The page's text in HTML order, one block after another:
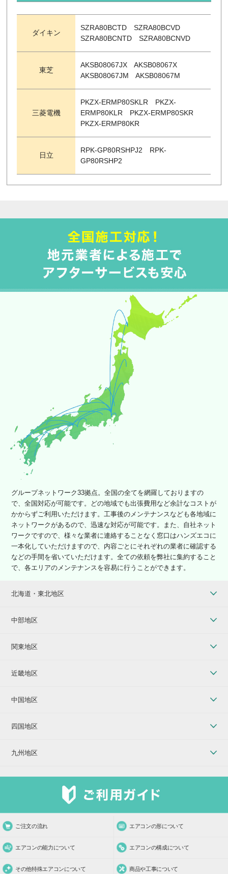
ダイキン
SZRA80BCTD SZRA80BCVD
SZRA80BCNTD SZRA80BCNVD
東芝
AKSB08067JX AKSB08067X
AKSB08067JM AKSB08067M
三菱電機
PKZX-ERMP80SKLR PKZX-
ERMP80KLR PKZX-ERMP80SKR
PKZX-ERMP80KR
日立
RPK-GP80RSHPJ2 RPK-
GP80RSHP2
グループネットワーク33拠点。全国の全てを網羅しておりますの
で、全国対応が可能です。どの地域でも出張費用など余計なコストが
かからずご利用いただけます。工事後のメンテナンスなども各地域に
ネットワークがあるので、迅速な対応が可能です。また、自社ネット
ワークですので、様々な業者に連絡することなく窓口はハンズエコに
一本化していただけますので、内容ごとにそれぞれの業者に確認する
などの手間を省いていただけます。全ての依頼を弊社に集約すること
で、各エリアのメンテナンスを容易に行うことができます。
北海道・東北地区
中部地区
関東地区
近畿地区
中国地区
四国地区
九州地区
ご注文の流れ エアコンの形について
エアコンの能力について エアコンの構成について
その他特殊エアコンについて 商品や工事について